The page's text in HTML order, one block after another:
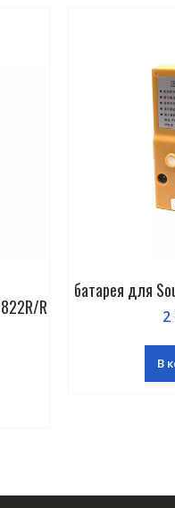
R
батарея для
2
В